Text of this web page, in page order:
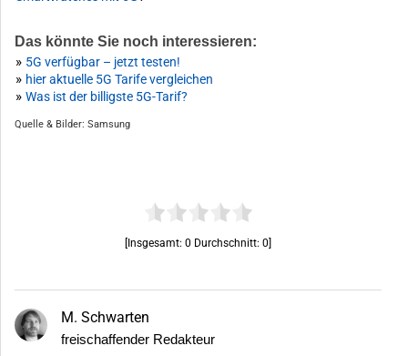
Das könnte Sie noch interessieren:
» 5G verfügbar – jetzt testen!
» hier aktuelle 5G Tarife vergleichen
» Was ist der billigste 5G-Tarif?
Quelle & Bilder: Samsung
[Insgesamt:0 Durchschnitt:0
M. Schwarten
freischaffender Redakteur